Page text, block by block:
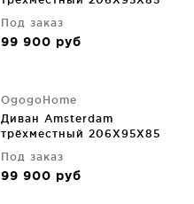
Под заказ
99 900 руб
OgogoHome
Диван Amsterdam
трёхместный 206X95X85
Под заказ
99 900 руб